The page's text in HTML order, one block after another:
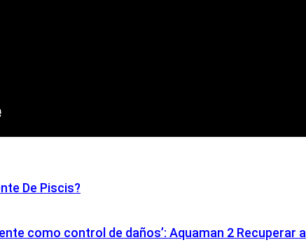
De Piscis?
como control de daños’: Aquaman 2 Recuperar a